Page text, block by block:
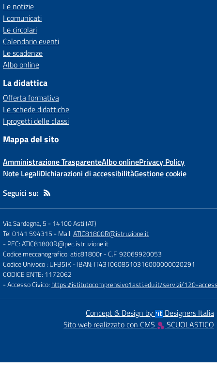
Le notizie
I comunicati
Le circolari
Calendario eventi
Le scadenze
Albo online
La didattica
Offerta formativa
Le schede didattiche
I progetti delle classi
Mappa del sito
Amministrazione TrasparenteAlbo onlinePrivacy Policy
Note LegaliDichiarazioni di accessibilitàGestione cookie
Seguici su:
Via Sardegna, 5 -14100 Asti (AT)
Tel 0141 594315 - Mail:ATIC81800R@istruzione.it
- PEC:ATIC81800R@pec.istruzione.it
Codice meccanografico: atic81800r- C.F. 92069920053
Codice Univoco : UFB5JK- IBAN: IT43T0608510316000000020291
CODICE ENTE: 1172062
- Accesso Civico: https://istitutocomprensivo1asti.edu.it/servizi/120-
Concept & Design by
Designers Italia
Sito web realizzato con CMS
SCUOLASTICO